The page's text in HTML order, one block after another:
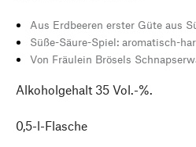
Aus Erdbeeren erster Güte aus
Süße-Säure-Spiel: aromatisch-
Von Fräulein Brösels
Alkoholgehalt 35 Vol.-%.
0,5-l-Flasche